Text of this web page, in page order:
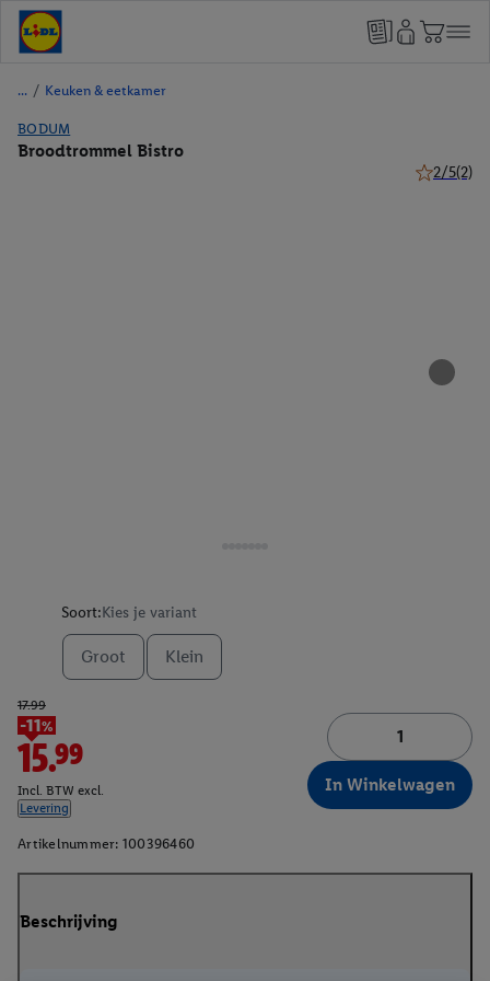
/ Keuken & eetkamer
BODUM
Broodtrommel Bistro
2/5(2)
Soort:Kies je variant
Groot Klein
17.99
-11%
15.99
Incl. BTW excl.
Levering
In Winkelwagen
Artikelnummer: 100396460
Beschrijving